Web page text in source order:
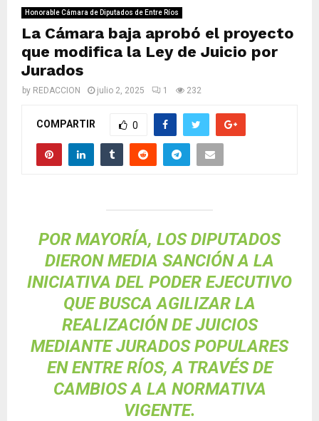
N
Honorable Cámara de Diputados de Entre Ríos
La Cámara baja aprobó el proyecto
que modifica la Ley de Juicio por
Jurados
by REDACCION julio 2, 2025 1 232
COMPARTIR 0
POR MAYORÍA, LOS DIPUTADOS
DIERON MEDIA SANCIÓN A LA
INICIATIVA DEL PODER EJECUTIVO
QUE BUSCA AGILIZAR LA
REALIZACIÓN DE JUICIOS
MEDIANTE JURADOS POPULARES
EN ENTRE RÍOS, A TRAVÉS DE
CAMBIOS A LA NORMATIVA
VIGENTE.